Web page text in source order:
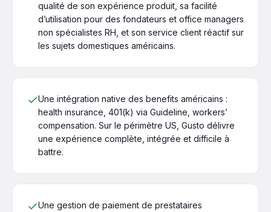
qualité de son expérience produit, sa facilité
d’utilisation pour des fondateurs et office managers
non spécialistes RH, et son service client réactif sur
les sujets domestiques américains.
Une intégration native des benefits américains :
health insurance, 401(k) via Guideline, workers’
compensation. Sur le périmètre US, Gusto délivre
une expérience complète, intégrée et difficile à
battre.
Une gestion de paiement de prestataires